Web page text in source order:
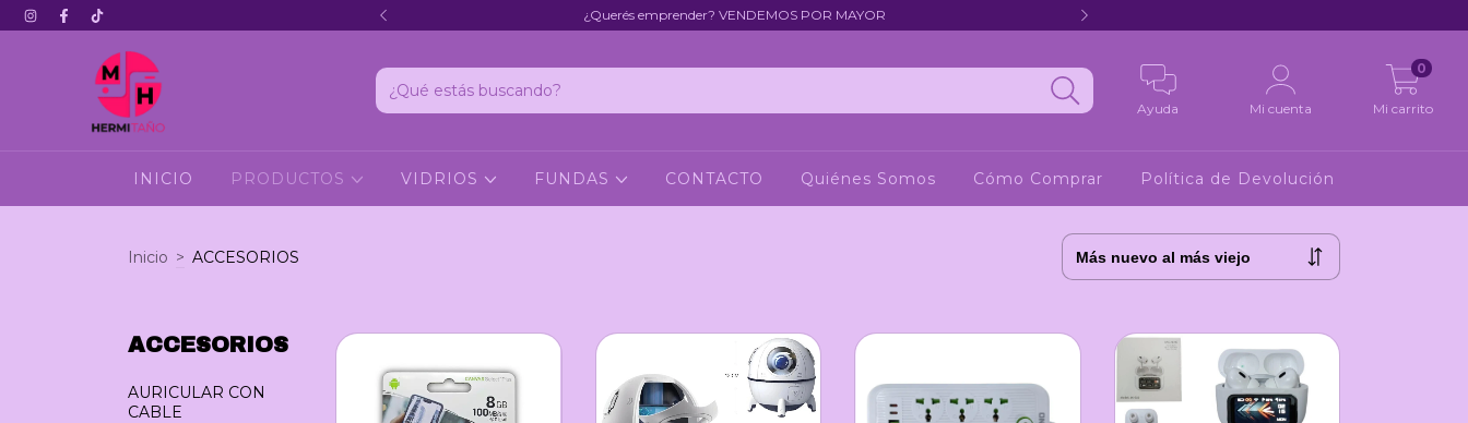
Hola 3 ¿Querés emprender? VENDEMOS POR MAYOR
Ayuda Mi cuenta Mi carrito
0
INICIO PRODUCTOS VIDRIOS FUNDAS CONTACTO Quiénes Somos Cómo Comprar Política de Devolución
Inicio > ACCESORIOS
ACCESORIOS
AURICULAR CON
CABLE